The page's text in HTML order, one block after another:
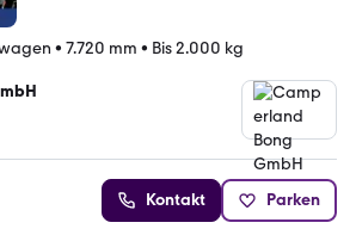
• 7.720 mm • Bis 2.000 kg
Kontakt Parken